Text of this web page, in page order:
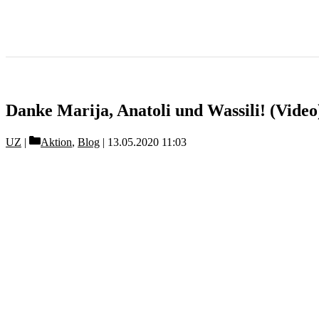
Danke Marija, Anatoli und Wassili!
UZ Categories
Aktion, Blog 13.05.2020 11:03